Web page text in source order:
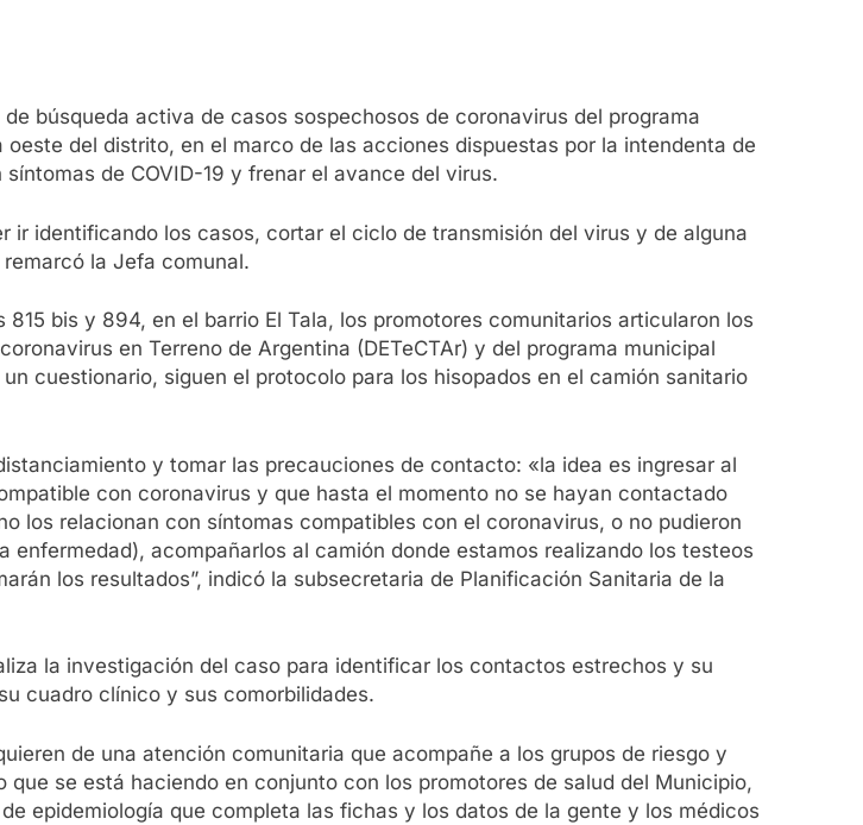
búsqueda activa de casos sospechosos de coronavirus del programa
del distrito, en el marco de las acciones dispuestas por la intendenta de
de COVID-19 y frenar el avance del virus.
identificando los casos, cortar el ciclo de transmisión del virus y de alguna
la Jefa comunal.
bis y 894, en el barrio El Tala, los promotores comunitarios articularon los
en Terreno de Argentina (DETeCTAr) y del programa municipal
cuestionario, siguen el protocolo para los hisopados en el camión sanitario
y tomar las precauciones de contacto: «la idea es ingresar al
con coronavirus y que hasta el momento no se hayan contactado
los relacionan con síntomas compatibles con el coronavirus, o no pudieron
acompañarlos al camión donde estamos realizando los testeos
los resultados”, indicó la subsecretaria de Planificación Sanitaria de la
la investigación del caso para identificar los contactos estrechos y su
cuadro clínico y sus comorbilidades.
de una atención comunitaria que acompañe a los grupos de riesgo y
se está haciendo en conjunto con los promotores de salud del Municipio,
epidemiología que completa las fichas y los datos de la gente y los médicos